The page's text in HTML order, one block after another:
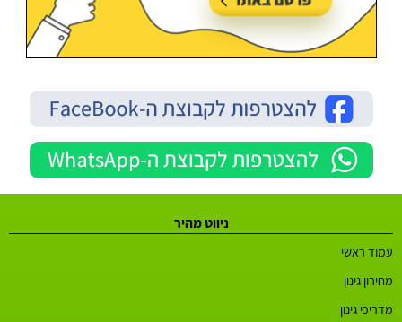
ניווט מהיר
עמוד ראשי
מחירון גינון
מדריכי גינון